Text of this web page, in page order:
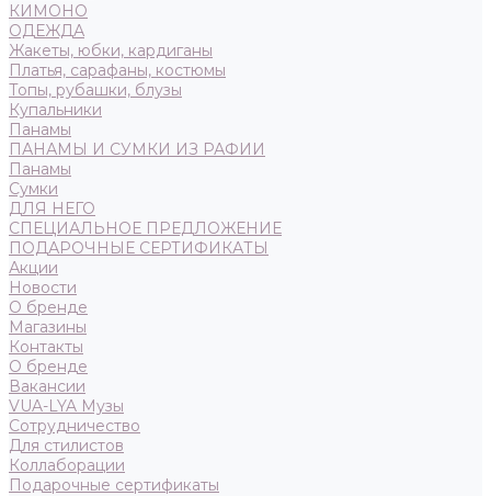
КИМОНО
ОДЕЖДА
Жакеты, юбки, кардиганы
Платья, сарафаны, костюмы
Топы, рубашки, блузы
Купальники
Панамы
ПАНАМЫ И СУМКИ ИЗ РАФИИ
Панамы
Сумки
ДЛЯ НЕГО
СПЕЦИАЛЬНОЕ ПРЕДЛОЖЕНИЕ
ПОДАРОЧНЫЕ СЕРТИФИКАТЫ
Акции
Новости
О бренде
Магазины
Контакты
О бренде
Вакансии
VUA-LYA Музы
Сотрудничество
Для стилистов
Коллаборации
Подарочные сертификаты